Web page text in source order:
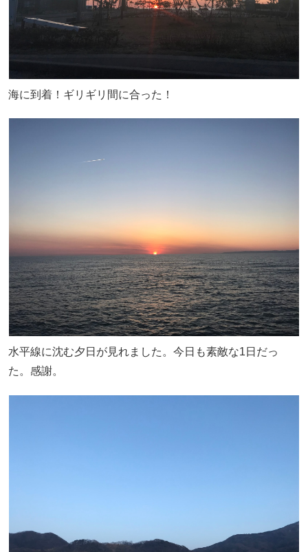
海に到着！ギリギリ間に合った！
水平線に沈む夕日が見れました。今日も素敵な1日だっ
た。感謝。